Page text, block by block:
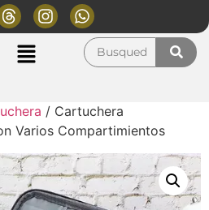
/ Cartuchera
Varios Compartimientos